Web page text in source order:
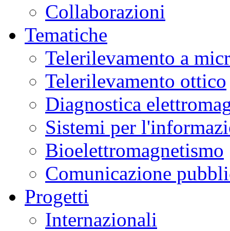
Collaborazioni
Tematiche
Telerilevamento a
Telerilevamento ottico
Diagnostica
Sistemi per
Bioelettromagnetismo
Comunicazione
Progetti
Internazionali